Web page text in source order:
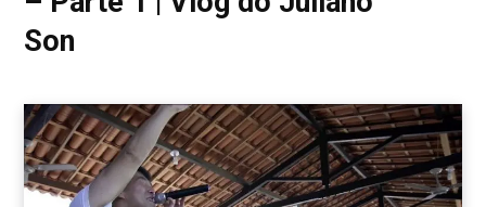
o
k
r
a
Son